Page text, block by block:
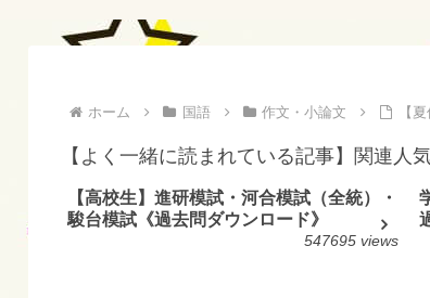
ホーム 国語 作文・小論文 【
【よく一緒に読まれている記事】関連人
【高校生】進研模試・河合模試（全統）・
駿台模試《過去問ダウンロード》
547695 views